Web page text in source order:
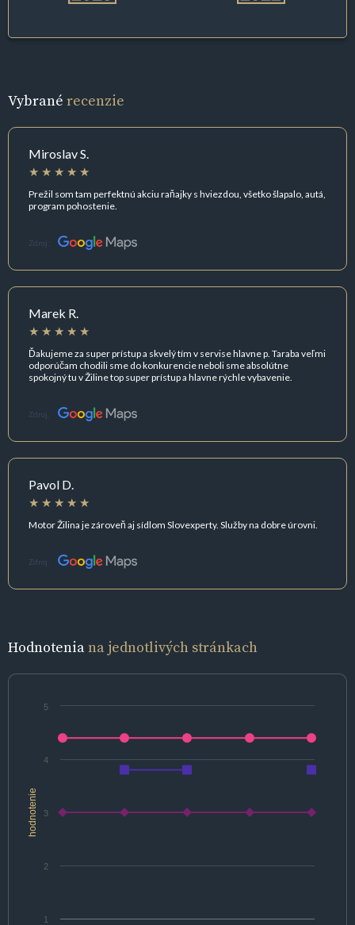
Vybrané recenzie
Miroslav S.
Prežil som tam perfektnú akciu raňajky s hviezdou, všetko šlapalo, autá,
program pohostenie.
Zdroj:
Marek R.
Ďakujeme za super prístup a skvelý tím v servise hlavne p. Taraba veľmi
odporúčam chodili sme do konkurencie neboli sme absolútne
spokojný tu v Žiline top super prístup a hlavne rýchle vybavenie.
Zdroj:
Pavol D.
Motor Žilina je zároveň aj sídlom Slovexperty. Služby na dobre úrovni.
Zdroj:
Hodnoteniana jednotlivých stránkach
hodnotenie
1
2
3
4
5